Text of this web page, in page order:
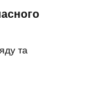
та